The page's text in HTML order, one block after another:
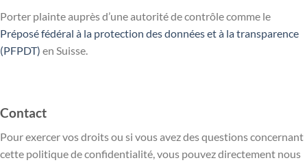
Porter plainte auprès d’une autorité de contrôle comme le
Préposé fédéral à la protection des données et à la transparence
(PFPDT) en Suisse.
Contact
Pour exercer vos droits ou si vous avez des questions concernant
cette politique de confidentialité, vous pouvez directement nous